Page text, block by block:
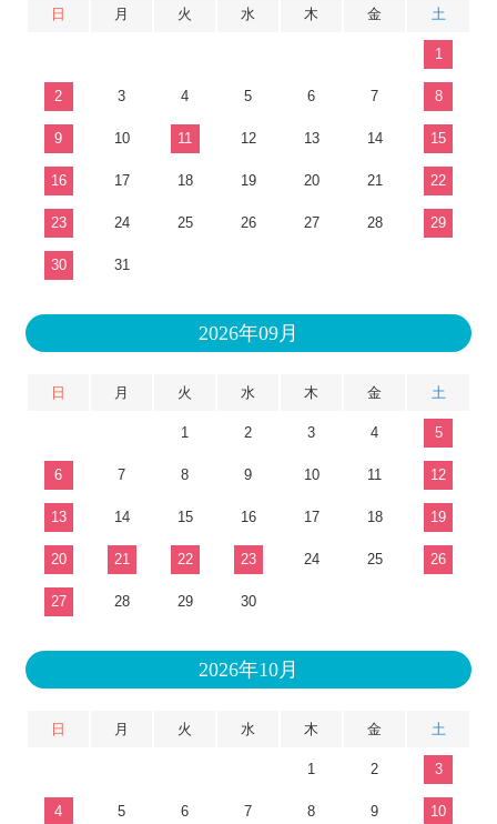
日 月 火 水 木 金 土
1
2 3 4 5 6 7 8
9 10 11 12 13 14 15
16 17 18 19 20 21 22
23 24 25 26 27 28 29
30 31
2026年09月
日 月 火 水 木 金 土
1 2 3 4 5
6 7 8 9 10 11 12
13 14 15 16 17 18 19
20 21 22 23 24 25 26
27 28 29 30
2026年10月
日 月 火 水 木 金 土
1 2 3
4 5 6 7 8 9 10